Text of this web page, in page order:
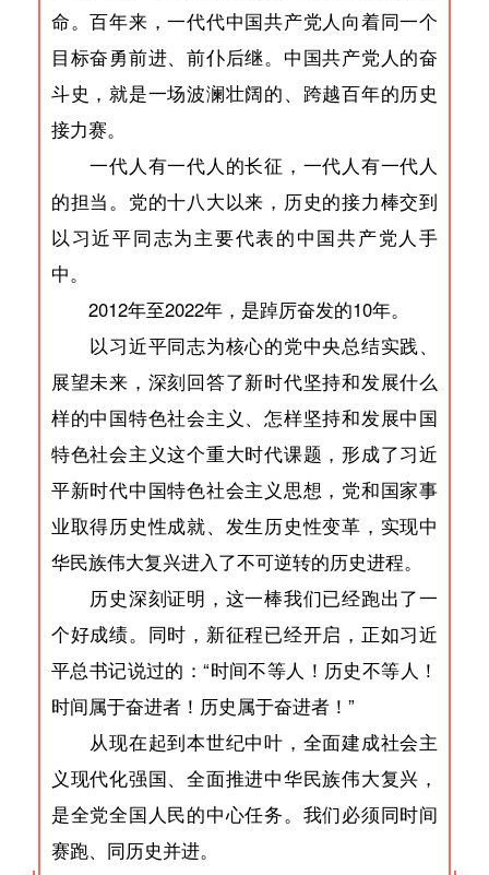
命。百年来，一代代中国共产党人向着同一个
目标奋勇前进、前仆后继。中国共产党人的奋
斗史，就是一场波澜壮阔的、跨越百年的历史
接力赛。
一代人有一代人的长征，一代人有一代人
的担当。党的十八大以来，历史的接力棒交到
以习近平同志为主要代表的中国共产党人手
中。
2012年至2022年，是踔厉奋发的10年。
以习近平同志为核心的党中央总结实践、
展望未来，深刻回答了新时代坚持和发展什么
样的中国特色社会主义、怎样坚持和发展中国
特色社会主义这个重大时代课题，形成了习近
平新时代中国特色社会主义思想，党和国家事
业取得历史性成就、发生历史性变革，实现中
华民族伟大复兴进入了不可逆转的历史进程。
历史深刻证明，这一棒我们已经跑出了一
个好成绩。同时，新征程已经开启，正如习近
平总书记说过的：“时间不等人！历史不等人！
时间属于奋进者！历史属于奋进者！”
从现在起到本世纪中叶，全面建成社会主
义现代化强国、全面推进中华民族伟大复兴，
是全党全国人民的中心任务。我们必须同时间
赛跑、同历史并进。